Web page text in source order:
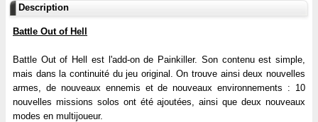
Description
Battle Out of Hell
Battle Out of Hell est l'add-on de Painkiller. Son contenu est simple,
mais dans la continuité du jeu original. On trouve ainsi deux nouvelles
armes, de nouveaux ennemis et de nouveaux environnements : 10
nouvelles missions solos ont été ajoutées, ainsi que deux nouveaux
modes en multijoueur.